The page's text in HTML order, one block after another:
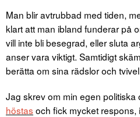
Man blir avtrubbad med tiden,
klart att man ibland funderar på
vill inte bli besegrad, eller sluta
anser vara viktigt. Samtidigt
berätta om sina rädslor och
Jag skrev om min egen politiska
höstas och fick mycket respons,